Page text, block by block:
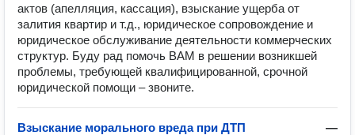
актов (апелляция, кассация), взыскание ущерба от
залития квартир и т.д., юридическое сопровождение и
юридическое обслуживание деятельности коммерческих
структур. Буду рад помочь ВАМ в решении возникшей
проблемы, требующей квалифицированной, срочной
юридической помощи – звоните.
Взыскание морального вреда при ДТП —